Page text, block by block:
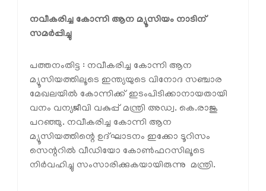
നവീകരിച്ച കോന്നി ആന മ്യൂസിയം നാടിന്
സമര്‍പ്പിച്ചു
പത്തനംതിട്ട : നവീകരിച്ച കോന്നി ആന
മ്യൂസിയത്തിലൂടെ ഇന്ത്യയുടെ വിനോദ സഞ്ചാര
മേഖലയില്‍ കോന്നിക്ക് ഇടംപിടിക്കാനായതായി
വനം വന്യജീവി വകുപ്പ് മന്ത്രി അഡ്വ. കെ.രാജു
പറഞ്ഞു. നവീകരിച്ച കോന്നി ആന
മ്യൂസിയത്തിന്റെ ഉദ്ഘാടനം ഇക്കോ ടൂറിസം
സെന്ററില്‍ വീഡിയോ കോണ്‍ഫറസിലൂടെ
നിര്‍വഹിച്ചു സംസാരിക്കുകയായിരുന്നു മന്ത്രി.